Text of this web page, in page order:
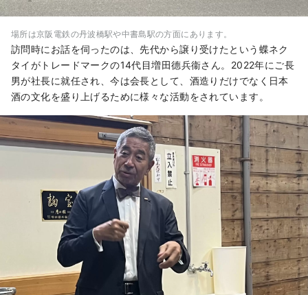
場所は京阪電鉄の丹波橋駅や中書島駅の方面にあります。
訪問時にお話を伺ったのは、先代から譲り受けたという蝶ネク
タイがトレードマークの14代目増田德兵衞さん。2022年にご長
男が社長に就任され、今は会長として、酒造りだけでなく日本
酒の文化を盛り上げるために様々な活動をされています。